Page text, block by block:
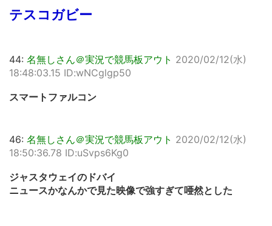
テスコガビー
44: 名無しさん＠実況で競馬板アウト 2020/02/12(水)
18:48:03.15 ID:wNCglgp50
スマートファルコン
46: 名無しさん＠実況で競馬板アウト 2020/02/12(水)
18:50:36.78 ID:uSvps6Kg0
ジャスタウェイのドバイ
ニュースかなんかで見た映像で強すぎて唖然とした